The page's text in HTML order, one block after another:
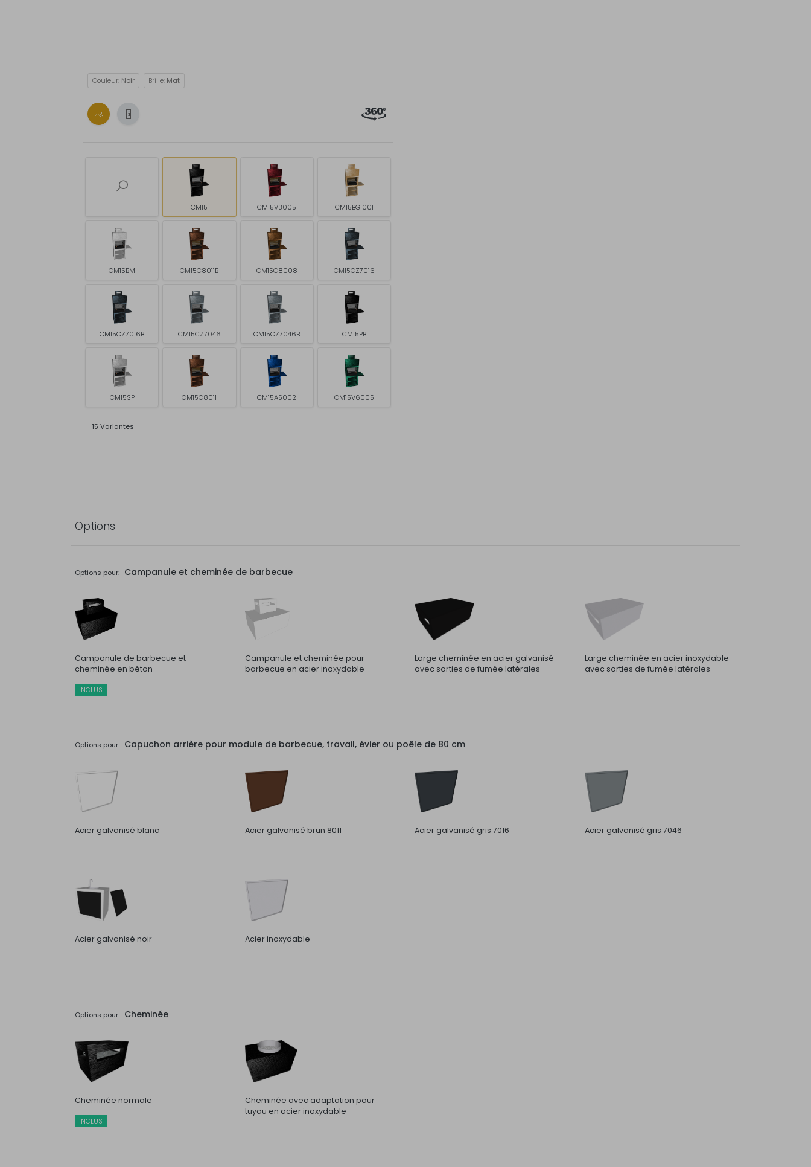
Couleur: Noir Brille: Mat
CM15 CM15V3005 CM15BG1001
CM15BM CM15C8011B CM15C8008 CM15CZ7016
CM15CZ7016B CM15CZ7046 CM15CZ7046B CM15PB
CM15SP CM15C8011 CM15A5002 CM15V6005
15 Variantes
Options
Options pour: Campanule et cheminée de barbecue
Campanule de barbecue et
cheminée en béton
INCLUS
Campanule et cheminée pour
barbecue en acier inoxydable
Large cheminée en acier galvanisé
avec sorties de fumée latérales
Large cheminée en acier inoxydable
avec sorties de fumée latérales
Options pour: Capuchon arrière pour module de barbecue, travail, évier ou poêle de 80 cm
Acier galvanisé blanc Acier galvanisé brun 8011 Acier galvanisé gris 7016 Acier galvanisé gris 7046
Acier galvanisé noir Acier inoxydable
Options pour: Cheminée
Cheminée normale
INCLUS
Cheminée avec adaptation pour
tuyau en acier inoxydable